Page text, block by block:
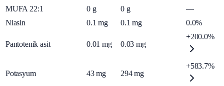
MUFA 22:1
0 g 0 g
—
Niasin
0.1 mg 0.1 mg 0.0%
Pantotenik asit 0.01 mg 0.03 mg
+200.0%
Potasyum 43 mg 294 mg
+583.7%